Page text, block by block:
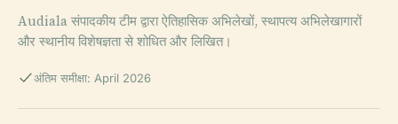
Audiala संपादकीय टीम द्वारा ऐतिहासिक अभिलेखों, स्थापत्य अभिलेखागारों
और स्थानीय विशेषज्ञता से शोधित और लिखित।
अंतिम समीक्षा: April 2026